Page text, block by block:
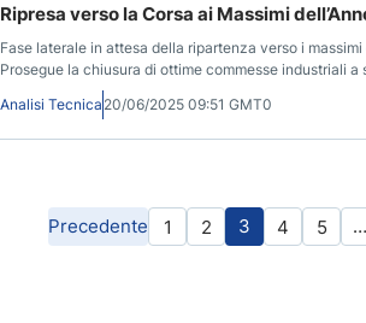
Ripresa verso la Corsa ai Massimi
Fase laterale in attesa della ripartenza verso i
Prosegue la chiusura di ottime commesse industriali a
Analisi Tecnica 20/06/2025 09:51 GMT0
Precedente 1 2 3 4 5 …